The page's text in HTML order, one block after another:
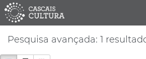
Pesquisa avançada: 1